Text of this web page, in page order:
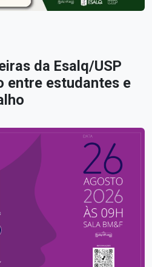
da Esalq/USP
entre estudantes e